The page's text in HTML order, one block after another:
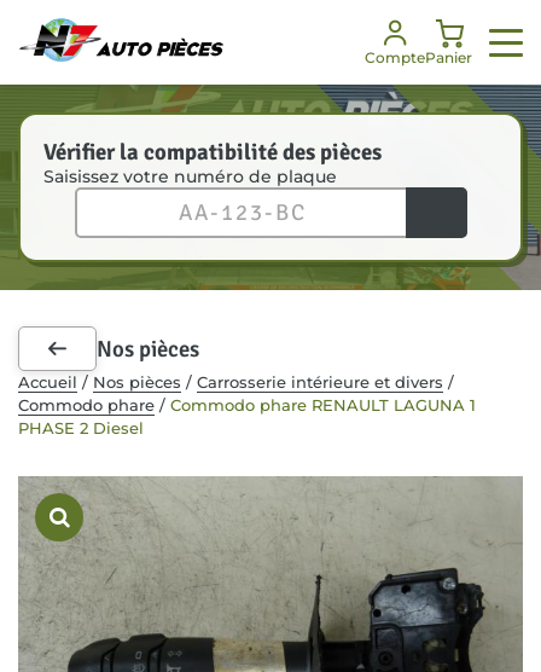
ComptePanier
Nos services
Enlèvement véhicules
Nos pièces
Toutes les pièces
Pièces carrosserie
Kit de démarrage
Accessoires intérieurs
Notre société
Notre histoire
Nos certifications
Notre équipe
RSE
Recrutement
Besoin d’aide ?
FAQ
Communiqués de presse
Vérifier la compatibilité des pièces
Saisissez votre numéro de plaque
Nos pièces
Accueil / Nos pièces / Carrosserie intérieure et divers /
Commodo phare / Commodo phare RENAULT LAGUNA 1
PHASE 2 Diesel